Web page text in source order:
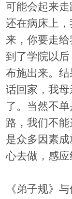
可能会起来
还在病床上
来，你要走
到了学院以
布施出来。
话回家，我
了。当然不
路，我们不
是众多因素
心去做，感应
《弟子规》